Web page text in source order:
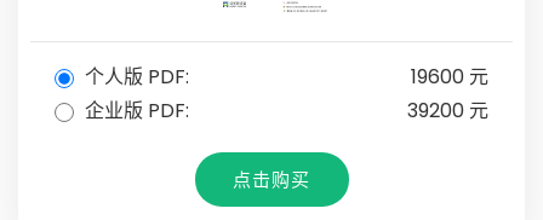
个人版 PDF:
19600 元
企业版 PDF:
39200 元
点击购买